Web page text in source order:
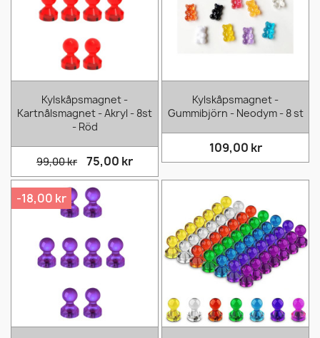
Kylskåpsmagnet -
Kartnålsmagnet - Akryl - 8st
- Röd
99,00 kr 75,00 kr
Kylskåpsmagnet -
Gummibjörn - Neodym - 8 st
109,00 kr
-18,00 kr